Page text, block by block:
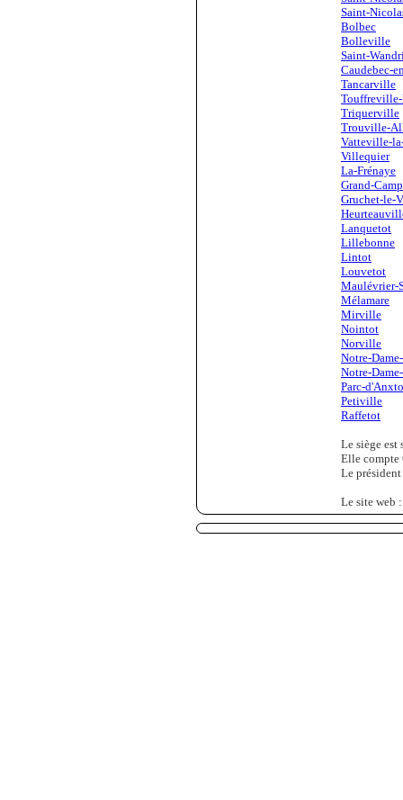
Saint-
Bolbec
Bolleville
Saint-
Caudebec-
Tancarville
Triquerville
Trouville-
Vatteville-
Villequier
La-Frénaye
Grand-Camp
Gruchet-le-
Lanquetot
Lillebonne
Lintot
Louvetot
Maulévrier-
Mélamare
Mirville
Nointot
Norville
Notre-
Notre-
Parc-
Petiville
Raffetot
Le siège est
Elle compte
Le président
Le site web